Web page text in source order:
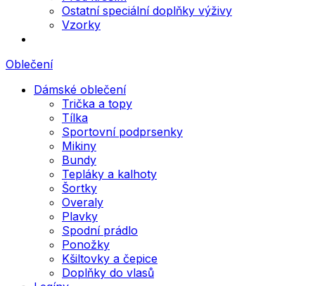
Ostatní speciální doplňky výživy
Vzorky
Oblečení
Dámské oblečení
Trička a topy
Tílka
Sportovní podprsenky
Mikiny
Bundy
Tepláky a kalhoty
Šortky
Overaly
Plavky
Spodní prádlo
Ponožky
Kšiltovky a čepice
Doplňky do vlasů